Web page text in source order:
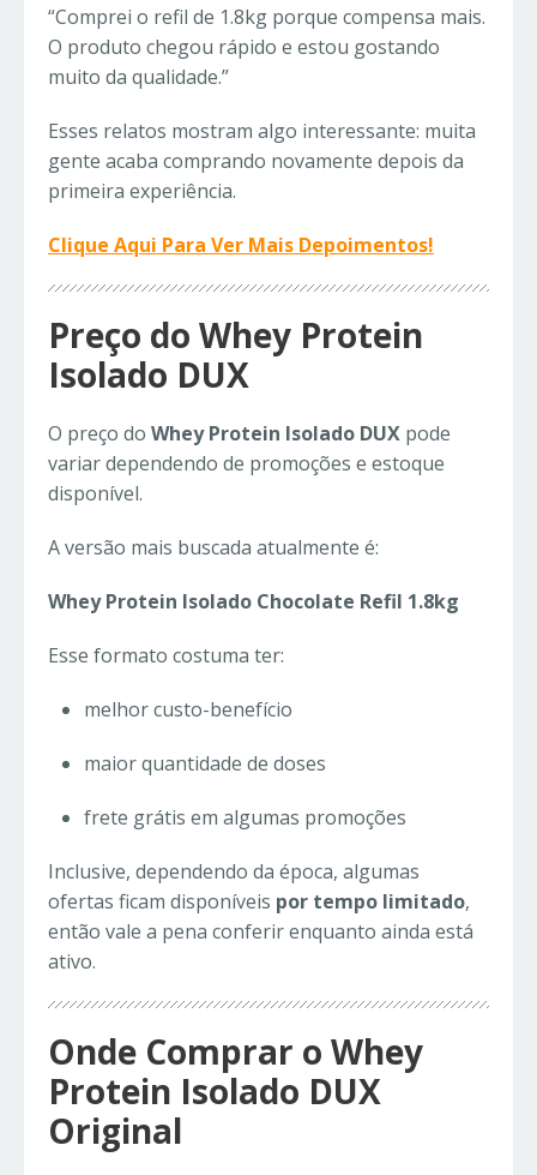
“Comprei o refil de 1.8kg porque compensa mais.
O produto chegou rápido e estou gostando
muito da qualidade.”
Esses relatos mostram algo interessante: muita
gente acaba comprando novamente depois da
primeira experiência.
Clique Aqui Para Ver Mais Depoimentos!
Preço do Whey Protein
Isolado DUX
O preço do Whey Protein Isolado DUX pode
variar dependendo de promoções e estoque
disponível.
A versão mais buscada atualmente é:
Whey Protein Isolado Chocolate Refil 1.8kg
Esse formato costuma ter:
melhor custo-benefício
maior quantidade de doses
frete grátis em algumas promoções
Inclusive, dependendo da época, algumas
ofertas ficam disponíveis por tempo limitado,
então vale a pena conferir enquanto ainda está
ativo.
Onde Comprar o Whey
Protein Isolado DUX
Original